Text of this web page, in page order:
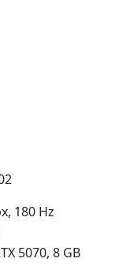
180 Hz
5070, 8 GB